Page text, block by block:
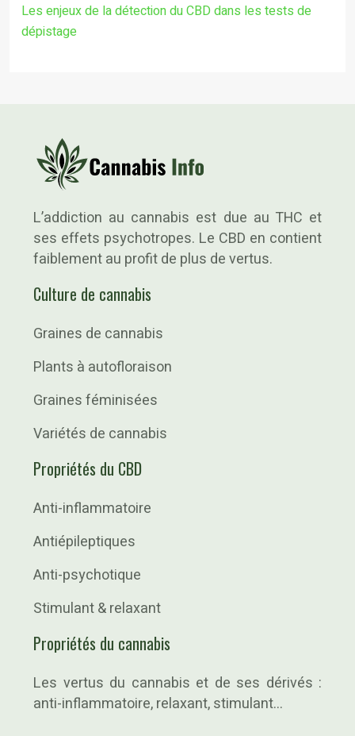
Les enjeux de la détection du CBD dans les tests de
dépistage
L’addiction au cannabis est due au THC et
ses effets psychotropes. Le CBD en contient
faiblement au profit de plus de vertus.
Culture de cannabis
Graines de cannabis
Plants à autofloraison
Graines féminisées
Variétés de cannabis
Propriétés du CBD
Anti-inflammatoire
Antiépileptiques
Anti-psychotique
Stimulant & relaxant
Propriétés du cannabis
Les vertus du cannabis et de ses dérivés :
anti-inflammatoire, relaxant, stimulant…